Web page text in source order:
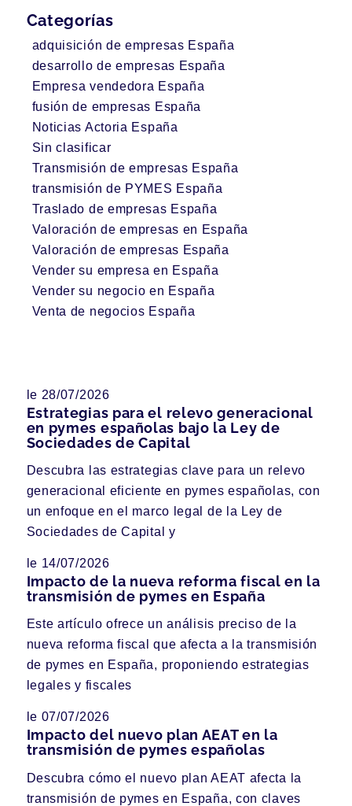
Categorías
adquisición de empresas España
desarrollo de empresas España
Empresa vendedora España
fusión de empresas España
Noticias Actoria España
Sin clasificar
Transmisión de empresas España
transmisión de PYMES España
Traslado de empresas España
Valoración de empresas en España
Valoración de empresas España
Vender su empresa en España
Vender su negocio en España
Venta de negocios España
le 28/07/2026
Estrategias para el relevo generacional
en pymes españolas bajo la Ley de
Sociedades de Capital
Descubra las estrategias clave para un relevo
generacional eficiente en pymes españolas, con
un enfoque en el marco legal de la Ley de
Sociedades de Capital y
le 14/07/2026
Impacto de la nueva reforma fiscal en la
transmisión de pymes en España
Este artículo ofrece un análisis preciso de la
nueva reforma fiscal que afecta a la transmisión
de pymes en España, proponiendo estrategias
legales y fiscales
le 07/07/2026
Impacto del nuevo plan AEAT en la
transmisión de pymes españolas
Descubra cómo el nuevo plan AEAT afecta la
transmisión de pymes en España, con claves